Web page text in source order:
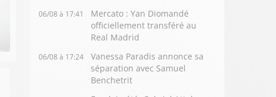
06/08 à 17:41
Mercato : Yan Diomandé
officiellement transféré au
Real Madrid
06/08 à 17:24
Vanessa Paradis annonce sa
séparation avec Samuel
Benchetrit